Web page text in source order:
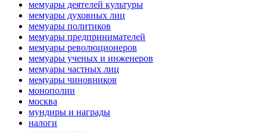
мемуары деятелей культуры
мемуары духовных лиц
мемуары политиков
мемуары предпринимателей
мемуары революционеров
мемуары ученых и инженеров
мемуары частных лиц
мемуары чиновников
монополии
москва
мундиры и награды
налоги